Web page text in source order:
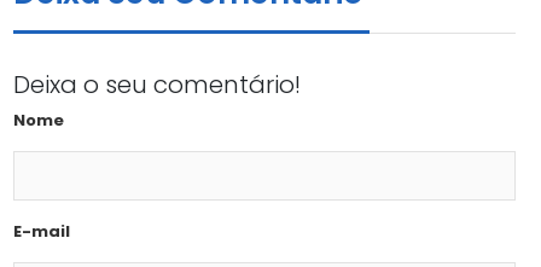
Deixa o seu comentário!
Nome
E-mail